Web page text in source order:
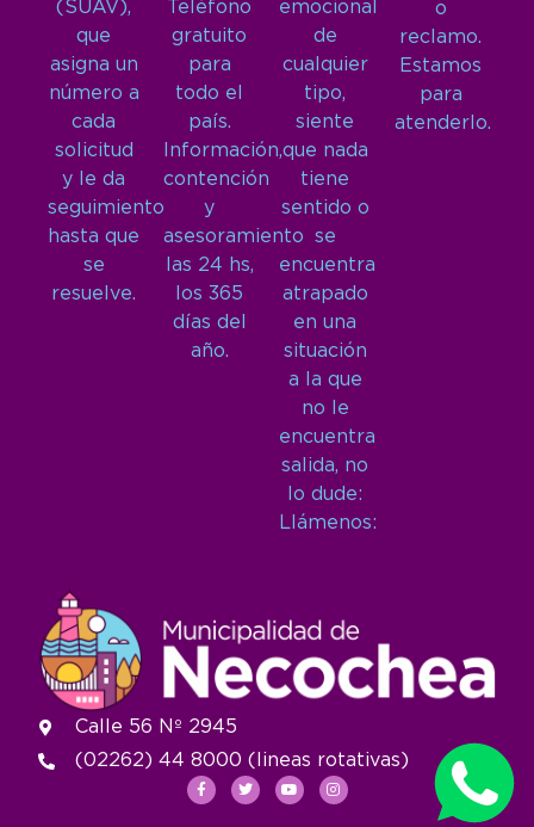
(SUAV),
que
asigna un
número a
cada
solicitud
y le da
seguimiento
hasta que
se
resuelve.
Teléfono
gratuito
para
todo el
país.
Información,
contención
y
asesoramiento
las 24 hs,
los 365
días del
año.
emocional
de
cualquier
tipo,
siente
que nada
tiene
sentido o
se
encuentra
atrapado
en una
situación
a la que
no le
encuentra
salida, no
lo dude:
Llámenos:
o
reclamo.
Estamos
para
atenderlo.
Calle 56 Nº 2945
(02262) 44 8000 (lineas rotativas)